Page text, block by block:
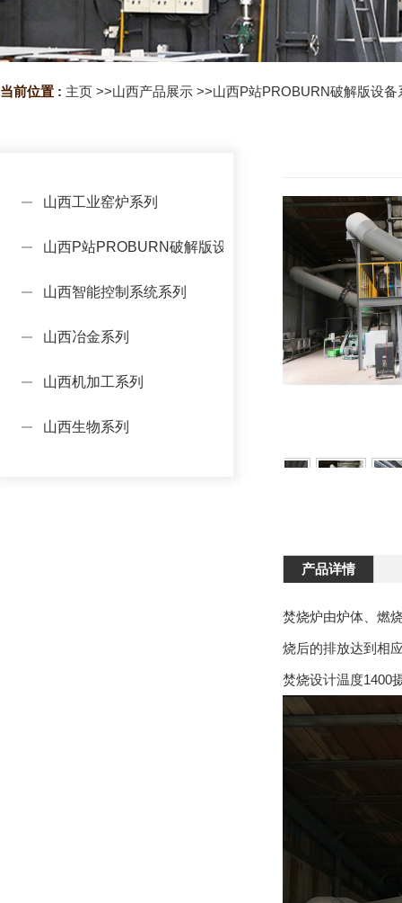
当前位置 : 主页 >>山西产品展示 >>山西P站PROBURN破解版设备
山西工业窑炉系列
山西P站PROBURN破解版设备系列
山西智能控制系统系列
山西冶金系列
山西机加工系列
山西生物系列
产品详情
焚烧炉由炉体、燃
烧后的排放达到相
焚烧设计温度1400